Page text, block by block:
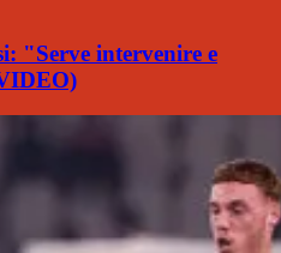
"Serve intervenire e